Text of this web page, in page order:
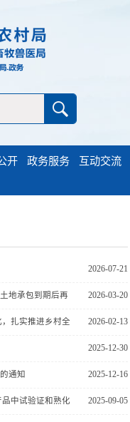
开 政务服务
互动交流
2026-07-21
2026-03-20
地承包到期后再
2026-02-13
扎实推进乡村全
2025-12-30
2025-12-16
通知
2025-09-05
中试验证和熟化